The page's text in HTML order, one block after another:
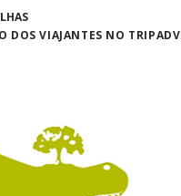
DOS VIAJANTES NO